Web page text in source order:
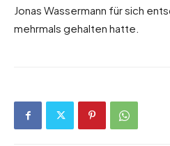
Jonas Wassermann für sich
mehrmals gehalten hatte.